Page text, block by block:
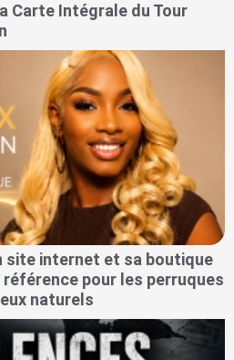
Carte Intégrale du Tour
site internet et sa boutique
référence pour les perruques
naturels